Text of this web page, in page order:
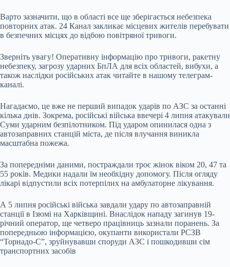
Варто зазначити, що в області все ще зберігається небезпека
повторних атак. 24 Канал закликає місцевих жителів перебувати
в безпечних місцях до відбою повітряної тривоги.
Зверніть увагу! Оперативну інформацію про тривоги, ракетну
небезпеку, загрозу ударних БпЛА для всіх областей, вибухи, а
також наслідки російських атак читайте в нашому телеграм-
каналі.
Нагадаємо, це вже не перший випадок ударів по АЗС за останні
кілька днів. Зокрема, російські війська ввечері 4 липня атакували
Суми ударним безпілотником. Під ударом опинилася одна з
автозаправних станцій міста, де після влучання виникла
масштабна пожежа.
За попередніми даними, постраждали троє жінок віком 20, 47 та
55 років. Медики надали їм необхідну допомогу. Після огляду
лікарі відпустили всіх потерпілих на амбулаторне лікування.
А 5 липня російські війська завдали удару по автозаправній
станції в Ізюмі на Харківщині. Внаслідок нападу загинув 19-
річний оператор, ще четверо працівниць зазнали поранень. За
попередньою інформацією, окупанти використали РСЗВ
“Торнадо-С”, зруйнувавши споруди АЗС і пошкодивши сім
транспортних засобів